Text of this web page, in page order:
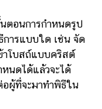
อนการกำหนดรูป
ารแบบใด เช่น จัด
าโบสถ์แบบคริสต์
นดได้แล้วจะได้
ผู้ที่จะมาทำพิธีใน